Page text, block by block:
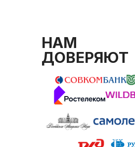
НАМ
ДОВЕРЯЮТ